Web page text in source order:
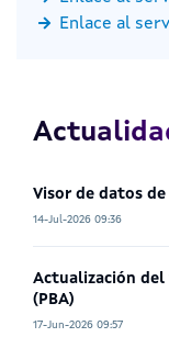
Enlace al
Visor de datos
14-Jul-2026 09:36
Actualización del
(PBA)
17-Jun-2026 09:57